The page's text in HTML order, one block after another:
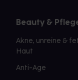
Beauty &
Akne, unreine &
Haut
Anti-Age